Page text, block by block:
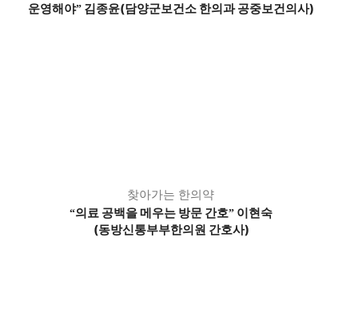
운영해야” 김종윤(담양군보건소 한의과 공중보건의사)
찾아가는 한의약
“의료 공백을 메우는 방문 간호” 이현숙
(동방신통부부한의원 간호사)